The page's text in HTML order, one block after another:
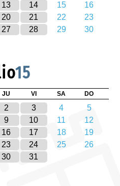
13 14 15
16
20 21 22
23
27 28 29
30
15
JU VI SA DO
2 3 4
5
9 10 11
12
16 17 18
19
23 24 25
26
30 31